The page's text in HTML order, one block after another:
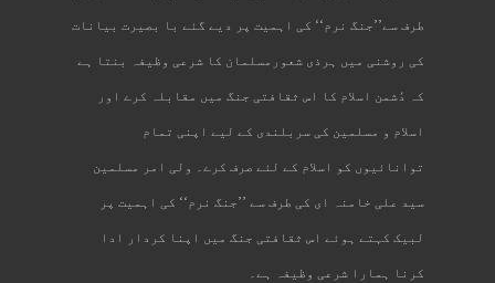
طرف سے’’جنگ نرم‘‘ کی اہمیت پر دیے گئے با بصیرت بیانات
کی روشنی میں ہرذی شعورمسلمان کا شرعی وظیفہ بنتا ہے
کہ دُشمن اسلام کا اس ثقافتی جنگ میں مقابلہ کرے اور
اسلام و مسلمین کی سربلندی کے لیے اپنی تمام
توانائیوں کو اسلام کے لئے صرف کرے۔ ولی امر مسلمین
سید علی خامنہ ای کی طرف سے ’’جنگ نرم‘‘ کی اہمیت پر
لبیک کہتے ہوئے اس ثقافتی جنگ میں اپنا کردار ادا
کرنا ہمارا شرعی وظیفہ ہے۔